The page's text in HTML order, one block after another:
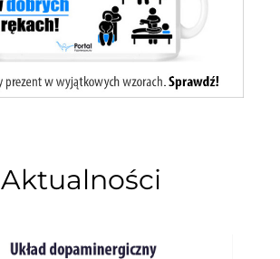
Aktualności